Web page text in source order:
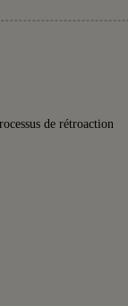
de rétroaction